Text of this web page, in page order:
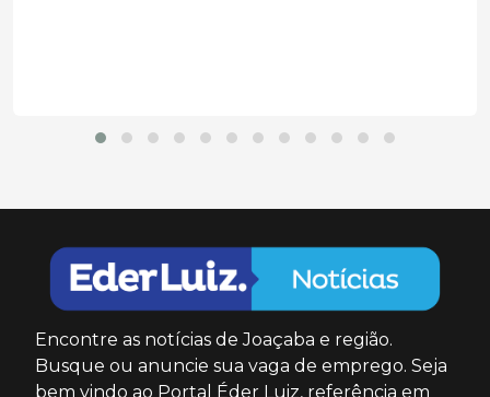
Encontre as notícias de Joaçaba e região.
Busque ou anuncie sua vaga de emprego. Seja
bem vindo ao Portal Éder Luiz, referência em